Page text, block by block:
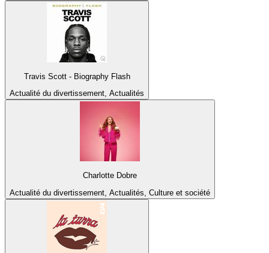
Travis Scott - Biography Flash
Actualité du divertissement, Actualités
Charlotte Dobre
Actualité du divertissement, Actualités, Culture et société